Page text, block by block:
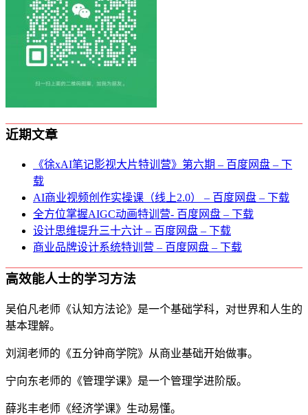
近期文章
《徐xAI笔记影视大片特训营》第六期 – 百度网盘 – 下
载
AI商业视频创作实操课（线上2.0） – 百度网盘 – 下载
全方位掌握AIGC动画特训营- 百度网盘 – 下载
设计思维提升三十六计 – 百度网盘 – 下载
商业品牌设计系统特训营 – 百度网盘 – 下载
高效能人士的学习方法
吴伯凡老师《认知方法论》是一个基础学科，对世界和人生的
基本理解。
刘润老师的《五分钟商学院》从商业基础开始做事。
宁向东老师的《管理学课》是一个管理学进阶版。
薛兆丰老师《经济学课》生动易懂。